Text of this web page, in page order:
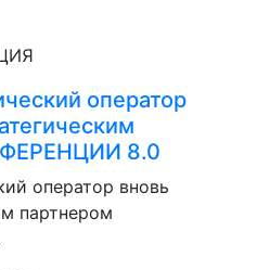
оператор
8.0
оператор вновь
партнером